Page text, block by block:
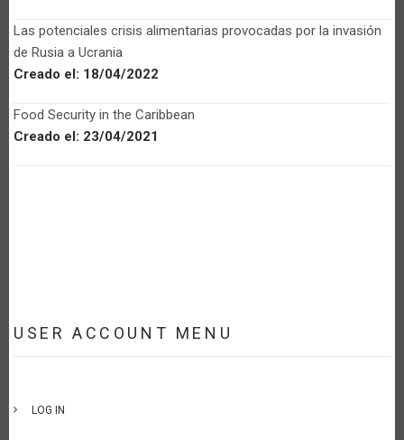
Las potenciales crisis alimentarias provocadas por la invasión
de Rusia a Ucrania
Creado el: 18/04/2022
Food Security in the Caribbean
Creado el: 23/04/2021
USER ACCOUNT MENU
LOG IN